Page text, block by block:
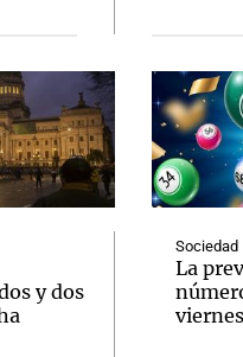
y dos
Sociedad
La